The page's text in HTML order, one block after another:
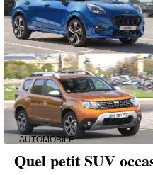
AUTOMOBILE
Quel petit SUV